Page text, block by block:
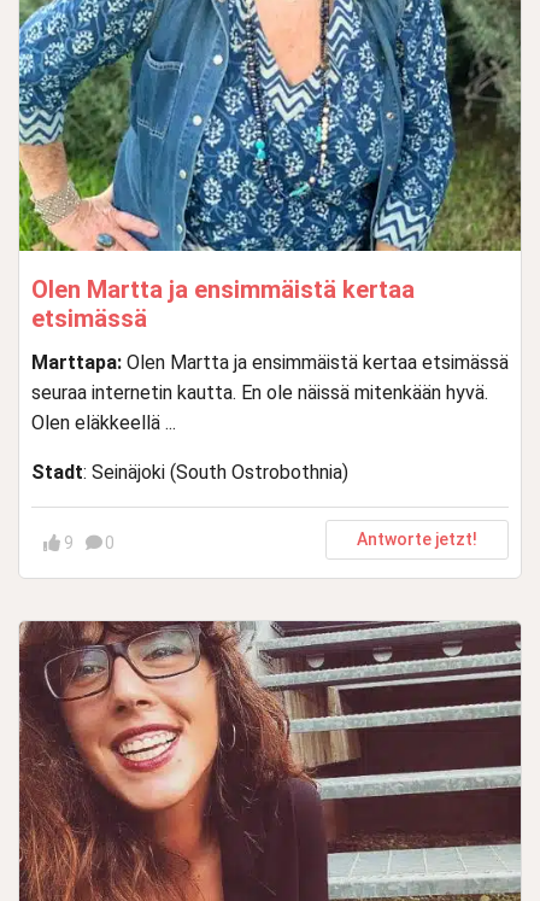
Olen Martta ja ensimmäistä kertaa
etsimässä
Marttapa: Olen Martta ja ensimmäistä kertaa etsimässä
seuraa internetin kautta. En ole näissä mitenkään hyvä.
Olen eläkkeellä ...
Stadt: Seinäjoki (South Ostrobothnia)
9 0 Antworte jetzt!